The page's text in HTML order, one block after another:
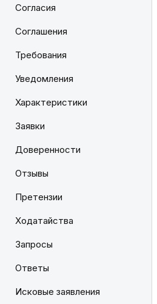
Согласия
Соглашения
Требования
Уведомления
Характеристики
Заявки
Доверенности
Отзывы
Претензии
Ходатайства
Запросы
Ответы
Исковые заявления